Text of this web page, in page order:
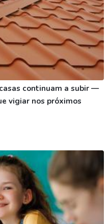
continuam a subir —
vigiar nos próximos